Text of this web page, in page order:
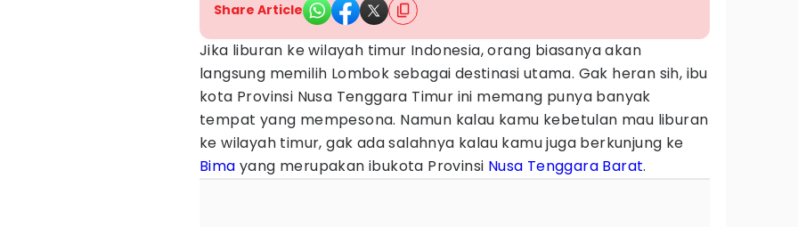
Share Article
Jika liburan ke wilayah timur Indonesia, orang biasanya akan
langsung memilih Lombok sebagai destinasi utama. Gak heran sih, ibu
kota Provinsi Nusa Tenggara Timur ini memang punya banyak
tempat yang mempesona. Namun kalau kamu kebetulan mau liburan
ke wilayah timur, gak ada salahnya kalau kamu juga berkunjung ke
Bima yang merupakan ibukota Provinsi Nusa Tenggara Barat.